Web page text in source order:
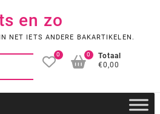
en zo
NET IETS ANDERE BAKARTIKELEN.
0
Totaal
€0,00
0